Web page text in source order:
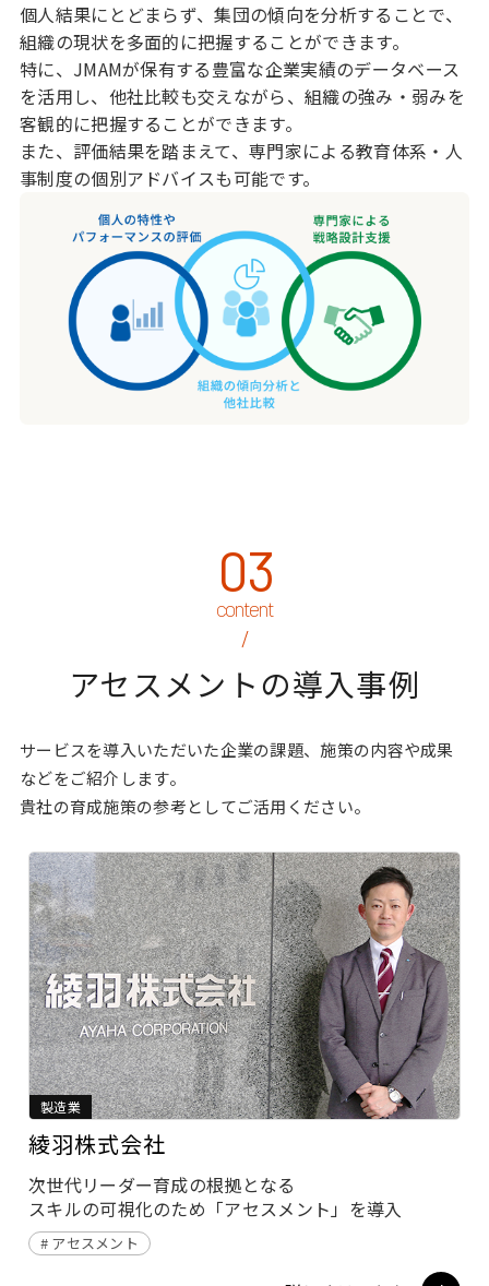
個人結果にとどまらず、集団の傾向を分析することで、
組織の現状を多面的に把握することができます。
特に、JMAMが保有する豊富な企業実績のデータベース
を活用し、他社比較も交えながら、組織の強み・弱みを
客観的に把握することができます。
また、評価結果を踏まえて、専門家による教育体系・人
事制度の個別アドバイスも可能です。
03
アセスメントの導入事例
サービスを導入いただいた企業の課題、施策の内容や成果
などをご紹介します。
貴社の育成施策の参考としてご活用ください。
製造業
綾羽株式会社
次世代リーダー育成の根拠となる
スキルの可視化のため「アセスメント」を導入
アセスメント